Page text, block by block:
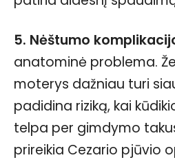
5. Nėštumo
anatominė problema.
moterys dažniau turi
padidina riziką, kai
telpa per gimdymo
prireikia Cezario pjūvio